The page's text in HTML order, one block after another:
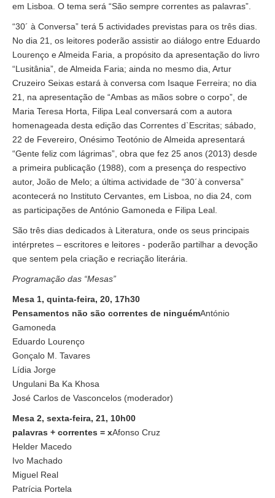
em Lisboa. O tema será “São sempre correntes as palavras”.
“30´ à Conversa” terá 5 actividades previstas para os três dias.
No dia 21, os leitores poderão assistir ao diálogo entre Eduardo
Lourenço e Almeida Faria, a propósito da apresentação do livro
“Lusitânia”, de Almeida Faria; ainda no mesmo dia, Artur
Cruzeiro Seixas estará à conversa com Isaque Ferreira; no dia
21, na apresentação de “Ambas as mãos sobre o corpo”, de
Maria Teresa Horta, Filipa Leal conversará com a autora
homenageada desta edição das Correntes d`Escritas; sábado,
22 de Fevereiro, Onésimo Teotónio de Almeida apresentará
“Gente feliz com lágrimas”, obra que fez 25 anos (2013) desde
a primeira publicação (1988), com a presença do respectivo
autor, João de Melo; a última actividade de “30´à conversa”
acontecerá no Instituto Cervantes, em Lisboa, no dia 24, com
as participações de António Gamoneda e Filipa Leal.
São três dias dedicados à Literatura, onde os seus principais
intérpretes – escritores e leitores - poderão partilhar a devoção
que sentem pela criação e recriação literária.
Programação das “Mesas”
Mesa 1, quinta-feira, 20, 17h30
Pensamentos não são correntes de ninguémAntónio
Gamoneda
Eduardo Lourenço
Gonçalo M. Tavares
Lídia Jorge
Ungulani Ba Ka Khosa
José Carlos de Vasconcelos (moderador)
Mesa 2, sexta-feira, 21, 10h00
palavras + correntes = xAfonso Cruz
Helder Macedo
Ivo Machado
Miguel Real
Patrícia Portela